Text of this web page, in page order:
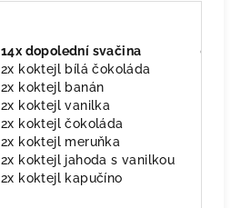
14x dopolední svačina
0x
2x koktejl bílá čokoláda
2x koktejl banán
2x koktejl vanilka
2x koktejl čokoláda
2x koktejl meruňka
2x koktejl jahoda s vanilkou
2x koktejl kapučíno